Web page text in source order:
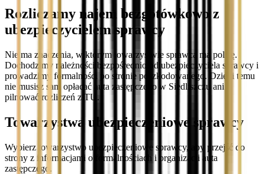
Rozliczamy najem bezgotówkowo z
ubezpieczycielem sprawcy
Nie ma znaczenia, w którym towarzystwie sprawca ma polisę.
Dochodzimy należności bezpośrednio od ubezpieczyciela sprawcy i
prowadzimy formalności po stronie poszkodowanego. Dzięki temu
nie musisz sam opłacać auta zastępczego w Siedliszczu ani
pilnować rozliczeń z TU.
Towarzystwa ubezpieczeniowe sprawcy
Wybierz towarzystwo ubezpieczeniowe sprawcy, aby przejść do
strony z informacjami o formalnościach i organizacji auta
zastępczego.